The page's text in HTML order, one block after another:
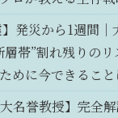
】発災から1週間
層帯”割れ残りの
めに今できること
名誉教授】完全